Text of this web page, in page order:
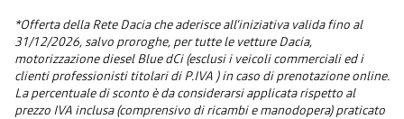
*Offerta della Rete Dacia che aderisce all’iniziativa valida fino al
31/12/2026, salvo proroghe, per tutte le vetture Dacia,
motorizzazione diesel Blue dCi (esclusi i veicoli commerciali ed i
clienti professionisti titolari di P.IVA ) in caso di prenotazione online.
La percentuale di sconto è da considerarsi applicata rispetto al
prezzo IVA inclusa (comprensivo di ricambi e manodopera) praticato